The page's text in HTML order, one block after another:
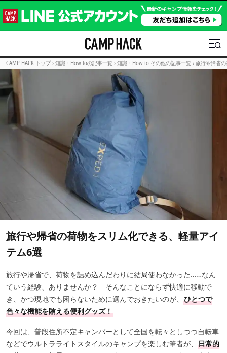
CAMP HACK トップ › 知識・How toの記事一覧 › 知識・How to その他の記事一覧 › 旅行や帰省
旅行や帰省の荷物をスリム化できる、軽量アイ
テム6選
旅行や帰省で、荷物を詰め込んだわりに結局使わなかった……なん
ていう経験、ありませんか？ そんなことにならず快適に移動で
き、かつ現地でも困らないために選んでおきたいのが、 ひとつで
色々な機能を賄える便利グッズ！
今回は、普段住所不定キャンパーとして全国を転々としつつ自転車
などでウルトラライトスタイルのキャンプを楽しむ筆者が、 日常的